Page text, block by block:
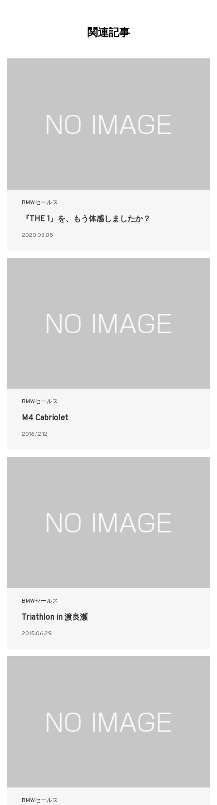
関連記事
BMWセールス
『THE 1』を、もう体感しましたか？
2020.03.05
BMWセールス
M4 Cabriolet
2016.12.12
BMWセールス
Triathlon in 渡良瀬
2015.06.29
BMWセールス